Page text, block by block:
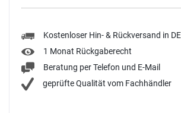
Kostenloser Hin- & Rückversand in DE
1 Monat Rückgaberecht
Beratung per Telefon und E-Mail
geprüfte Qualität vom Fachhändler